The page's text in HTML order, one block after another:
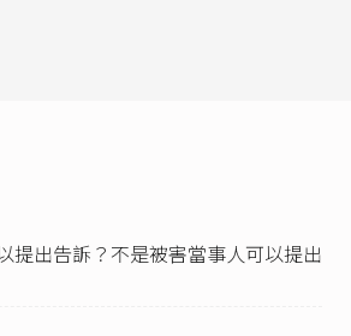
告訴之人知悉犯人之時起，於六個
他情事知有犯罪嫌疑者，應即開始
提出告訴？不是被害當事人可以提出